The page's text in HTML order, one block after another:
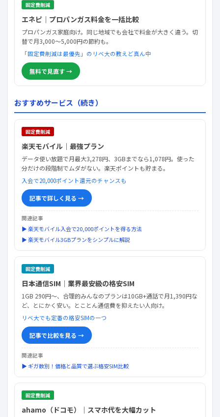
固定費削減
エネピ｜プロパンガス料金を一括比較
プロパンガス家庭向け。同じ地域でも会社で料金が大きく違う。切
替で月3,000〜5,000円の節約も。
「固定費削減は最優先」のリベ大の教えど真ん中
無料で見直す →
おすすめサービス（続き）
固定費削減
楽天モバイル｜最強プラン
データ使い放題で月最大3,278円、3GBまでなら1,078円。使った
分だけの段階制でムダがない。楽天ポイントも貯まる。
入会で20,000ポイント還元のチャンスも
記事で詳しく見る →
関連記事
▶ 楽天モバイル入会で20,000ポイントを得る方法
▶ 楽天モバイル3GBプランをシンプルに解説
固定費削減
日本通信SIM｜業界最安級の格安SIM
1GB 290円〜、合理的みんなのプランは10GB+通話で月1,390円な
ど、とにかく安い。とことん通信費を抑えたい人向け。
リベ大でも定番の格安SIMの一つ
記事で比較を見る →
関連記事
▶ ギガ数別！価格と品質で選ぶ格安SIM比較
固定費削減
ahamo（ドコモ）｜スマホ代を大幅カット